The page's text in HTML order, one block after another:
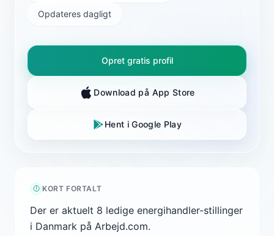
Opdateres dagligt
Opret gratis profil
Download på App Store
Hent i Google Play
KORT FORTALT
Der er aktuelt 8 ledige energihandler-stillinger
i Danmark på Arbejd.com.